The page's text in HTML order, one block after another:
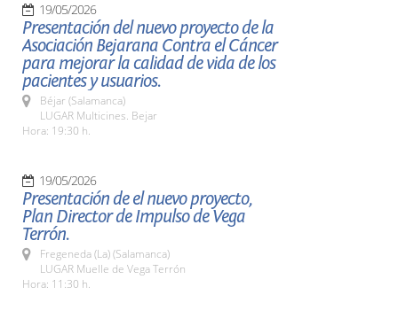
19/05/2026
Presentación del nuevo proyecto de la
Asociación Bejarana Contra el Cáncer
para mejorar la calidad de vida de los
pacientes y usuarios.
Béjar (Salamanca)
LUGAR Multicines. Bejar
Hora: 19:30 h.
19/05/2026
Presentación de el nuevo proyecto,
Plan Director de Impulso de Vega
Terrón.
Fregeneda (La) (Salamanca)
LUGAR Muelle de Vega Terrón
Hora: 11:30 h.